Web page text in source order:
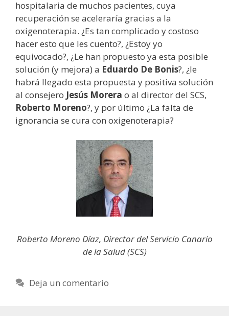
hospitalaria de muchos pacientes, cuya
recuperación se aceleraría gracias a la
oxigenoterapia. ¿Es tan complicado y costoso
hacer esto que les cuento?, ¿Estoy yo
equivocado?, ¿Le han propuesto ya esta posible
solución (y mejora) a Eduardo De Bonis?, ¿le
habrá llegado esta propuesta y positiva solución
al consejero Jesús Morera o al director del SCS,
Roberto Moreno?, y por último ¿La falta de
ignorancia se cura con oxigenoterapia?
Roberto Moreno Díaz, Director del Servicio Canario
de la Salud (SCS)
Deja un comentario